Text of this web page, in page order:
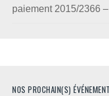
paiement 2015/2366
NOS PROCHAIN(S)